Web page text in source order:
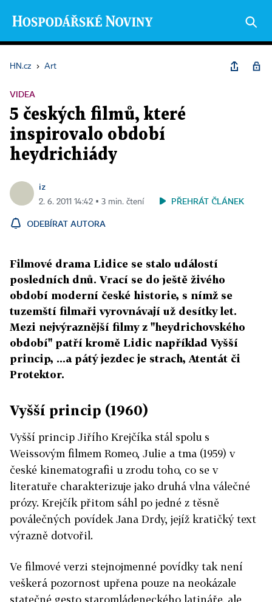
HN.cz › Art
VIDEA
5 českých filmů, které
inspirovalo období
heydrichiády
iz
2. 6. 2011 14:42 ▪ 3 min. čtení PŘEHRÁT ČLÁNEK
ODEBÍRAT AUTORA
Filmové drama Lidice se stalo událostí
posledních dnů. Vrací se do ještě živého
období moderní české historie, s nímž se
tuzemští filmaři vyrovnávají už desítky let.
Mezi nejvýraznější filmy z "heydrichovského
období" patří kromě Lidic například Vyšší
princip, ...a pátý jezdec je strach, Atentát či
Protektor.
Vyšší princip (1960)
Vyšší princip Jiřího Krejčíka stál spolu s
Weissovým filmem Romeo, Julie a tma (1959) v
české kinematografii u zrodu toho, co se v
literatuře charakterizuje jako druhá vlna válečné
prózy. Krejčík přitom sáhl po jedné z těsně
poválečných povídek Jana Drdy, jejíž kratičký text
výrazně dotvořil.
Ve filmové verzi stejnojmenné povídky tak není
veškerá pozornost upřena pouze na neokázale
statečné gesto staromládeneckého latináře, ale